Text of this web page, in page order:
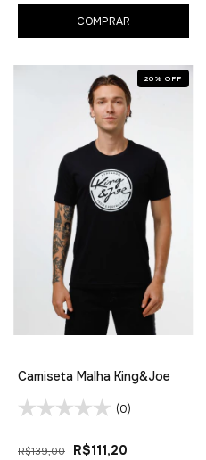
COMPRAR
20 % OFF
Camiseta Malha King&Joe
(0)
R$139,00 R$111,20